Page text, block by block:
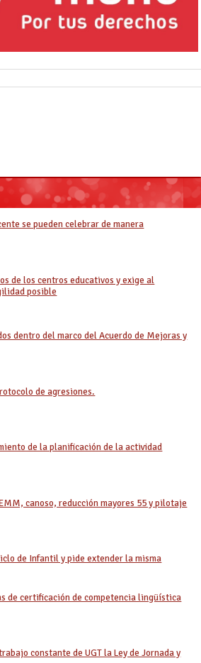
se pueden celebrar de manera
de los centros educativos y exige al
posible
dentro del marco del Acuerdo de Mejoras y
de agresiones.
de la planificación de la actividad
canoso, reducción mayores 55 y pilotaje
de Infantil y pide extender la misma
de certificación de competencia lingüística
constante de UGT la Ley de Jornada y